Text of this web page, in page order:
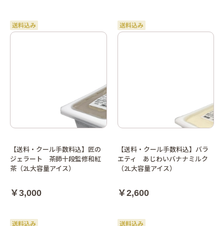
【送料・クール手数料込】匠の
ジェラート 茶師十段監修和紅
茶（2L大容量アイス）
￥3,000
【送料・クール手数料込】バラ
エティ あじわいバナナミルク
（2L大容量アイス）
￥2,600